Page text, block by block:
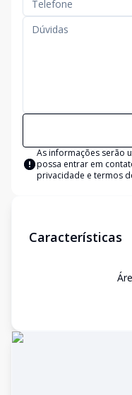
As informações serão
possa entrar em
privacidade e termos
Características